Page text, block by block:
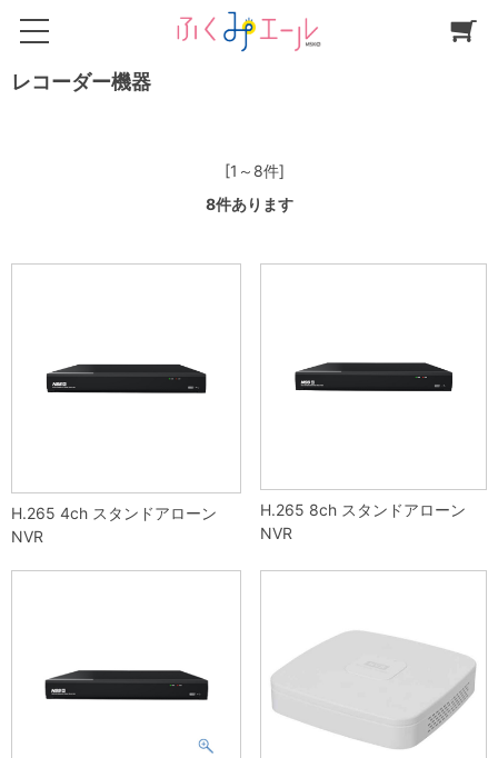
レコーダー機器
[1～8件]
8件あります
H.265 4ch スタンドアローン
NVR
H.265 8ch スタンドアローン
NVR